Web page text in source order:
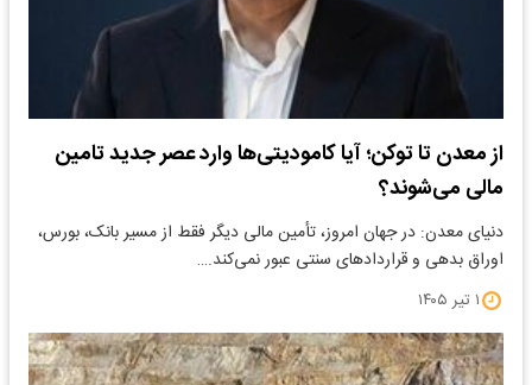
از معدن تا توکن؛ آیا کامودیتی‌ها وارد عصر جدید تامین
مالی می‌شوند؟
دنیای معدن: در جهان امروز، تأمین مالی دیگر فقط از مسیر بانک، بورس،
اوراق بدهی و قراردادهای سنتی عبور نمی‌کند.…
۱ تیر ۱۴۰۵